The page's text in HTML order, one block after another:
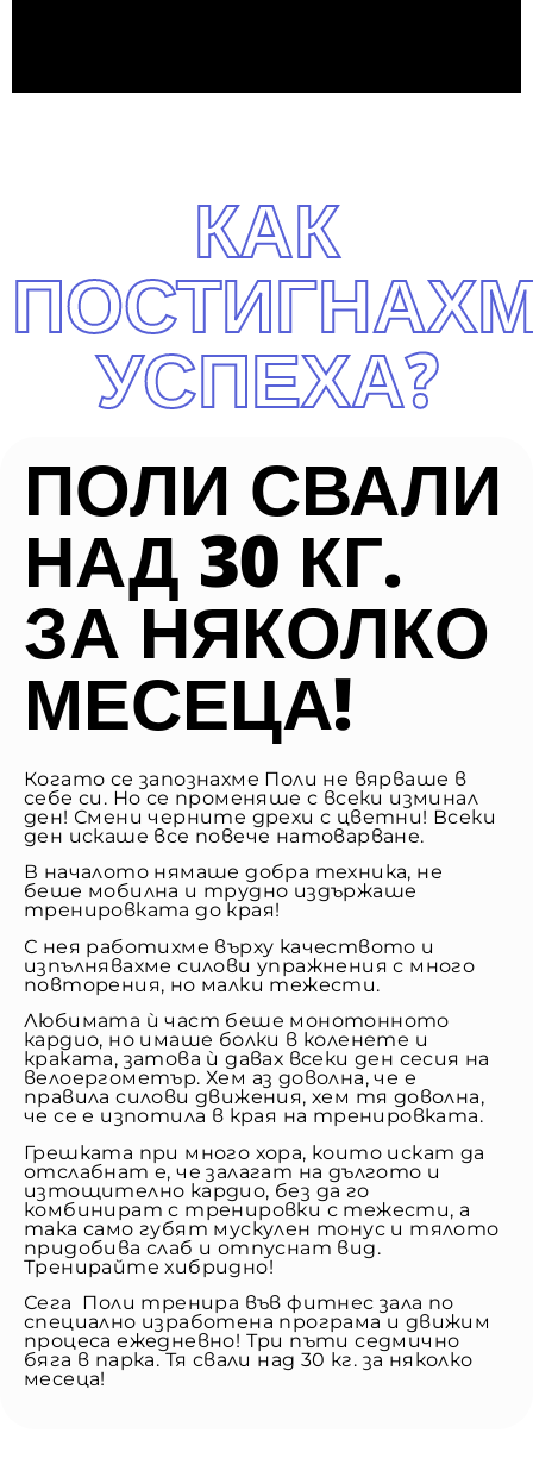
КАК
УСПЕХА?
ПОЛИ СВАЛИ
НАД 30 КГ.
ЗА НЯКОЛКО
МЕСЕЦА!
Когато се запознахме Поли не вярваше в
себе си. Но се променяше с всеки изминал
ден! Смени черните дрехи с цветни! Всеки
ден искаше все повече натоварване.
В началото нямаше добра техника, не
беше мобилна и трудно издържаше
тренировката до края!
С нея работихме върху качеството и
изпълнявахме силови упражнения с много
повторения, но малки тежести.
Любимата ѝ част беше монотонното
кардио, но имаше болки в коленете и
краката, затова ѝ давах всеки ден сесия на
велоергометър. Хем аз доволна, че е
правила силови движения, хем тя доволна,
че се е изпотила в края на тренировката.
Грешката при много хора, които искат да
отслабнат е, че залагат на дългото и
изтощително кардио, без да го
комбинират с тренировки с тежести, а
така само губят мускулен тонус и тялото
придобива слаб и отпуснат вид.
Тренирайте хибридно!
Сега Поли тренира във фитнес зала по
специално изработена програма и движим
процеса ежедневно! Три пъти седмично
бяга в парка. Тя свали над 30 кг. за няколко
месеца!